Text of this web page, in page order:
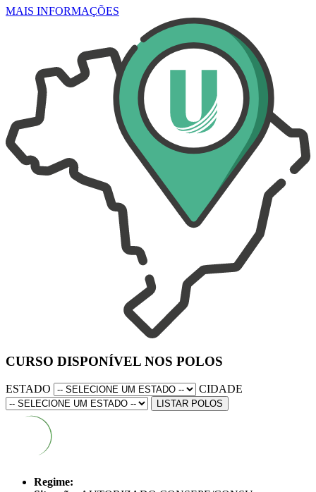
MAIS INFORMAÇÕES
CURSO DISPONÍVEL NOS POLOS
ESTADO CIDADE
LISTAR POLOS
Regime: